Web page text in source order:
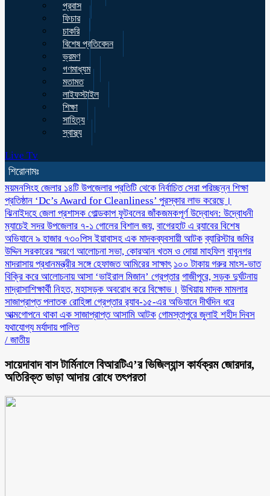
প্রবাস
ফিচার
চাকরি
বিশেষ প্রতিবেদন
ভ্রমণ
গণমাধ্যম
মতামত
লাইফস্টাইল
শিক্ষা
সাহিত্য
স্বাস্থ্য
Live Tv
শিরোনামঃ
ময়মনসিংহ জেলার ১৪টি উপজেলার প্রতিটি থেকে নির্বাচিত সেরা পরিচ্ছন্ন শিক্ষা
প্রতিষ্ঠান ‘Dc’s Award for Cleanliness’ পুরস্কার লাভ করেছে।
ঝিনাইদহে জেলা প্রশাসক গোল্ডকাপ ফুটবলের জাঁকজমকপূর্ণ উদ্বোধন: উদ্বোধনী
ম্যাচেই সদর উপজেলার ৭-১ গোলের বিশাল জয়, বাগেরহাট এ র‌্যাবের বিশেষ
অভিযানে ৯ হাজার ৭৩০পিস ইয়াবাসহ এক মাদকব্যবসায়ী আটক ব্যারিস্টার জমির
উদ্দিন সরকারের স্মরণে আলোচনা সভা, কোরআন খতম ও দোয়া মাহফিল বাবুনগর
মাদরাসায় প্রধানমন্ত্রীর সঙ্গে হেফাজত আমিরের সাক্ষাৎ ১০০ টাকায় গরুর মাংস-ভাত
বিক্রি করে আলোচনায় আসা ‘ভাইরাল মিজান’ গ্রেপ্তার গাজীপুরে, সড়ক দুর্ঘটনায়
মাদ্রাসাশিক্ষার্থী নিহত, মহাসড়ক অবরোধ করে বিক্ষোভ। উখিয়ায় মাদক মামলার
সাজাপ্রাপ্ত পলাতক রোহিঙ্গা গ্রেপ্তার র‌্যাব-১৫-এর অভিযানে দীর্ঘদিন ধরে
আত্মগোপনে থাকা এক সাজাপ্রাপ্ত আসামি আটক গোমস্তাপুরে জুলাই শহীদ দিবস
যথাযোগ্য মর্যাদায় পালিত
/ জাতীয়
সায়েদাবাদ বাস টার্মিনালে বিআরটিএ’র ভিজিল্যান্স কার্যক্রম জোরদার,
অতিরিক্ত ভাড়া আদায় রোধে তৎপরতা